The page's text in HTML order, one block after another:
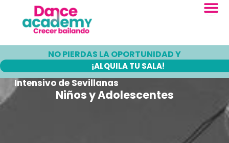
contenido
NO PIERDAS LA OPORTUNIDAD Y
¡ALQUILA TU SALA!
Intensivo de Sevillanas
Niños y Adolescentes